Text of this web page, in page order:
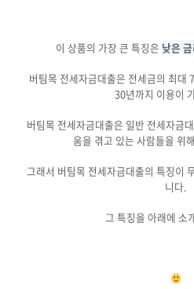
이 상품의 가장 큰 특징은 낮은
버팀목 전세자금대출은 전세금의 최대
30년까지 이용이
버팀목 전세자금대출은 일반 전세자금
움을 겪고 있는 사람들을 위
그래서 버팀목 전세자금대출의 특징이
니다.
그 특징을 아래에 소